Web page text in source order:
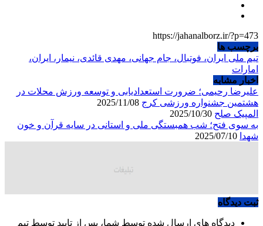
https://jahanalborz.ir/?p=473
برچسب ها
تیم ملی ایران، فوتبال، جام جهانی، مهدی قائدی، نیمار، ایران،
امارات
اخبار مشابه
علیرضا رحیمی؛ ضرورت استعدادیابی و توسعه ورزش محلات در
هشتمین جشنواره ورزشی کرج
المپیک صلح
به سوی فتح؛ شب همبستگی ملی و استانی در سایه قرآن و خون
شهدا
ثبت دیدگاه
دیدگاه های ارسال شده توسط شما، پس از تایید توسط تیم